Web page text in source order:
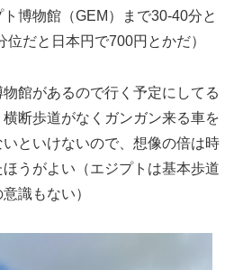
博物館（GEM）まで30-40分と
だと日本円で700円とかだ）
館があるので行く予定にしてる
断歩道がなくガンガン来る車を
といけないので、想像の倍は時
うがよい（エジプトは基本歩道
識もない）